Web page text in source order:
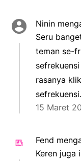
Ninin
Seru
teman se-
rasanya
15 Maret
Fend
Keren juga